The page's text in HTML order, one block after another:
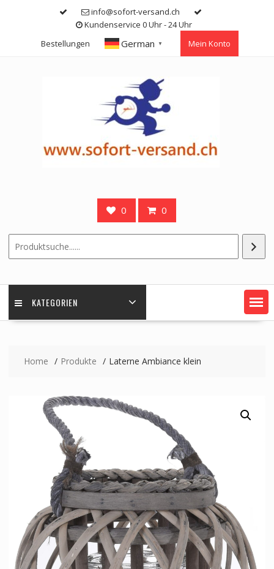
info@sofort-versand.ch
Kundenservice 0 Uhr - 24 Uhr
Bestellungen
German ▼ Mein Konto
0 0
KATEGORIEN
Home Produkte Laterne Ambiance klein